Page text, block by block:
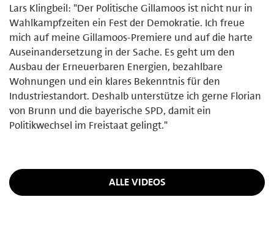
Lars Klingbeil: "Der Politische Gillamoos ist nicht nur in
Wahlkampfzeiten ein Fest der Demokratie. Ich freue
mich auf meine Gillamoos-Premiere und auf die harte
Auseinandersetzung in der Sache. Es geht um den
Ausbau der Erneuerbaren Energien, bezahlbare
Wohnungen und ein klares Bekenntnis für den
Industriestandort. Deshalb unterstütze ich gerne Florian
von Brunn und die bayerische SPD, damit ein
Politikwechsel im Freistaat gelingt."
ALLE VIDEOS